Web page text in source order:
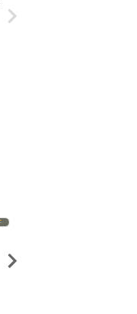
JORNADA DE UMA